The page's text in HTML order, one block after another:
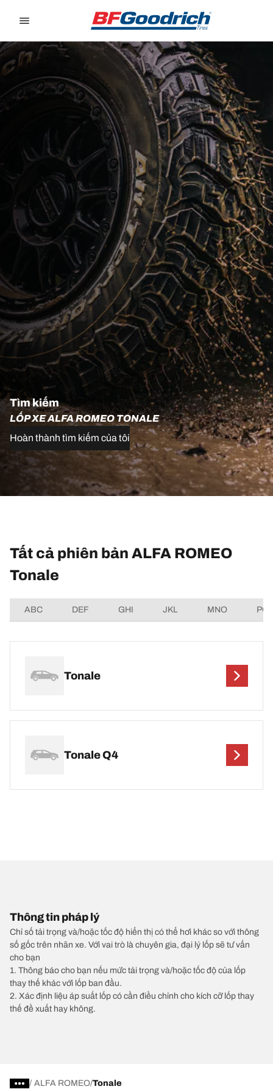
Tìm kiếm
LỐP XE ALFA ROMEO TONALE
Hoàn thành tìm kiếm của tôi
Tất cả phiên bản ALFA ROMEO
Tonale
ABC DEF GHI JKL MNO
Tonale
Tonale Q4
Thông tin pháp lý
Chỉ số tải trọng và/hoặc tốc độ hiển thị có thể hơi khác so với thông
số gốc trên nhãn xe. Với vai trò là chuyên gia, đại lý lốp sẽ tư vấn
cho bạn
1. Thông báo cho bạn nếu mức tải trọng và/hoặc tốc độ của lốp
thay thế khác với lốp ban đầu.
2. Xác định liệu áp suất lốp có cần điều chỉnh cho kích cỡ lốp thay
thế đề xuất hay không.
/ ALFA ROMEO Tonale